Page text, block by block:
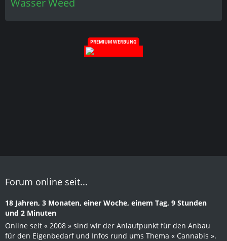
Forum online seit...
18 Jahren, 3 Monaten, einer Woche, einem Tag, 9 Stunden
und 2 Minuten
Online seit « 2008 » sind wir der Anlaufpunkt für den Anbau
für den Eigenbedarf und Infos rund ums Thema « Cannabis ».